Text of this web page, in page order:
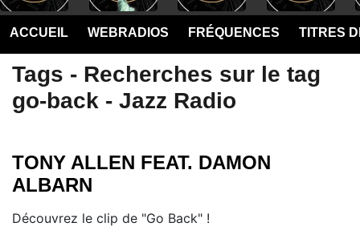
ACCUEIL WEBRADIOS FRÉQUENCES TITRES
Tags - Recherches sur le tag
go-back - Jazz Radio
TONY ALLEN FEAT. DAMON
ALBARN
Découvrez le clip de "Go Back" !